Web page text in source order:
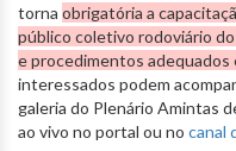
torna obrigatória a
público coletivo rodoviário
e procedimentos
interessados podem
galeria do Plenário Amintas
ao vivo no portal ou no canal